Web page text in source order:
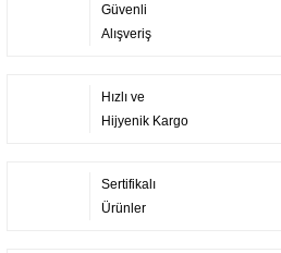
Güvenli
Alışveriş
Hızlı ve
Hijyenik Kargo
Sertifikalı
Ürünler